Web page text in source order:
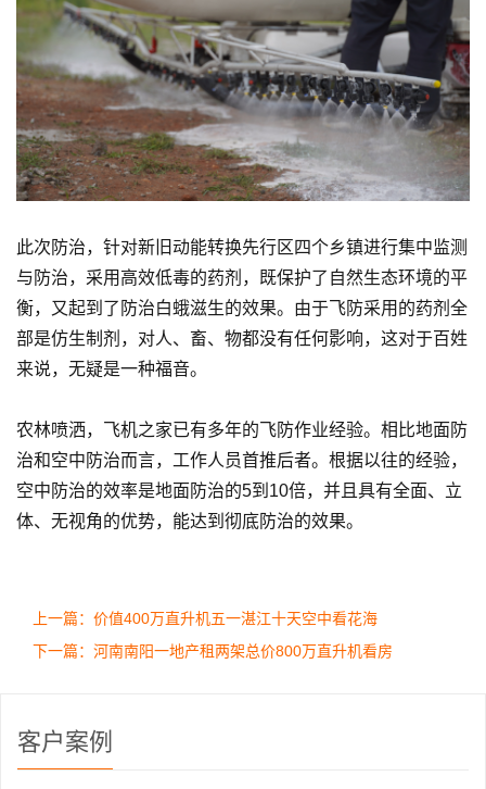
此次防治，针对新旧动能转换先行区四个乡镇进行集中监测
与防治，采用高效低毒的药剂，既保护了自然生态环境的平
衡，又起到了防治白蛾滋生的效果。由于飞防采用的药剂全
部是仿生制剂，对人、畜、物都没有任何影响，这对于百姓
来说，无疑是一种福音。
农林喷洒，飞机之家已有多年的飞防作业经验。相比地面防
治和空中防治而言，工作人员首推后者。根据以往的经验，
空中防治的效率是地面防治的5到10倍，并且具有全面、立
体、无视角的优势，能达到彻底防治的效果。
上一篇：价值400万直升机五一湛江十天空中看花海
下一篇：河南南阳一地产租两架总价800万直升机看房
客户案例